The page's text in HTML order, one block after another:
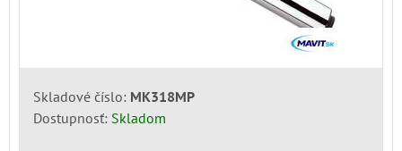
Skladové číslo: MK318MP
Dostupnosť: Skladom